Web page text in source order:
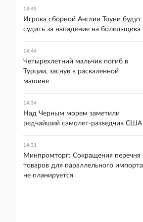
14:45
Игрока сборной Англии Тоуни будут
судить за нападение на болельщика
14:44
Четырехлетний мальчик погиб в
Турции, заснув в раскаленной
машине
14:34
Над Черным морем заметили
редчайший самолет-разведчик США
14:31
Минпромторг: Сокращения перечня
товаров для параллельного импорта
не планируется